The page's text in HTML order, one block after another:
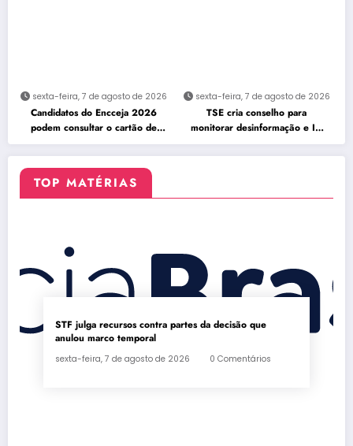
sexta-feira, 7 de agosto de 2026
Candidatos do Encceja 2026
podem consultar o cartão de
inscrição
sexta-feira, 7 de agosto de 2026
TSE cria conselho para
monitorar desinformação e IA
nas eleições
TOP MATÉRIAS
STF julga recursos contra partes da decisão que
anulou marco temporal
sexta-feira, 7 de agosto de 2026 0 Comentários